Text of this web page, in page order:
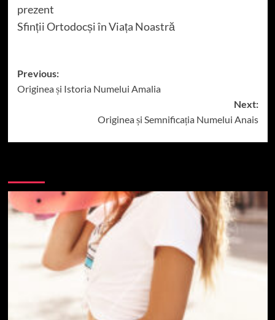
prezent
Sfinții Ortodocși în Viața Noastră
Post
navigation
Previous:
Originea și Istoria Numelui Amalia
Next:
Originea și Semnificația Numelui Anais